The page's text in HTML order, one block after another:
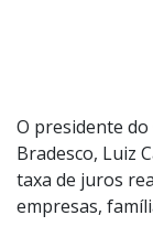
O presidente
Bradesco, Luiz
taxa de juros
empresas,